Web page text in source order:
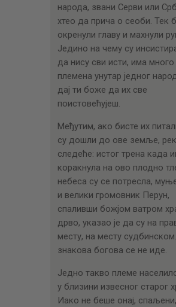
народа, звани Серви или
хтео да прича о сеоби. Тек
окренули главу и махнули
Једино на чему су
да нису сви исти, има много
племена унутар једног
дај ти боже да их све
поистовећујеш.
Међутим, ако бисте их
су дошли до ове земље,
следеће: истог трена када
коракнула на ово плодно
небеса су се потресла,
и велики громовник Перун,
спаливши божјом ватром
дрво, указао је да су на
месту, на месту
знакова богова се не иде.
Једно такво племе
у близини извесног старог
Иако не беше онај,